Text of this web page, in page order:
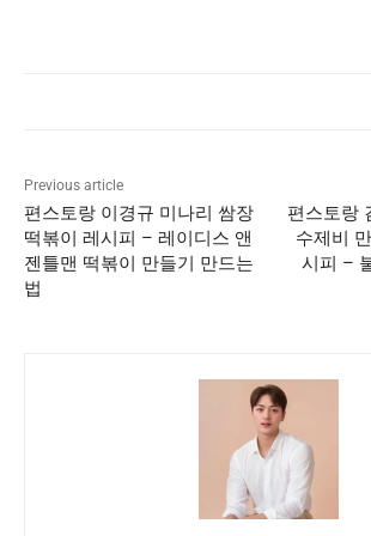
Previous article
편스토랑 이경규 미나리 쌈장
떡볶이 레시피 – 레이디스 앤
젠틀맨 떡볶이 만들기 만드는
법
편스토랑
수제비
시피 –